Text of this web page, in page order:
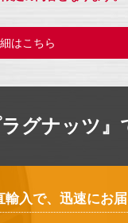
はこちら
グナッツ』
入で、迅速にお届